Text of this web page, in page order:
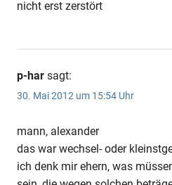
nicht erst zerstört
p-har sagt:
30. Mai 2012 um 15:54 Uhr
mann, alexander
das war wechsel- oder
ich denk mir ehern, was